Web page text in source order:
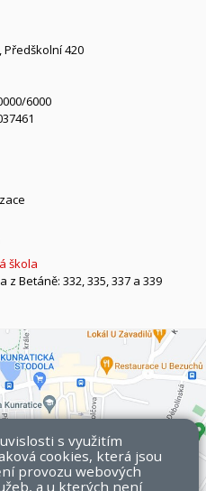
420
6000
škola
z Betáně: 332, 335, 337 a 339
s využitím
cookies, která jsou
provozu webových
a u kterých není